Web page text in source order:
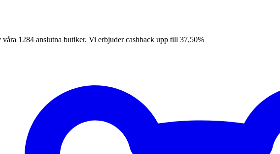
1284 anslutna butiker. Vi erbjuder cashback upp till 37,50%